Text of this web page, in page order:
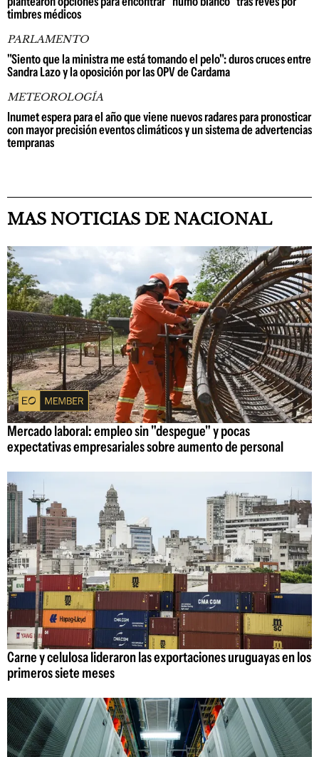
timbres médicos
PARLAMENTO
"Siento que la ministra me está tomando el pelo": duros cruces entre
Sandra Lazo y la oposición por las OPV de Cardama
METEOROLOGÍA
Inumet espera para el año que viene nuevos radares para pronosticar
con mayor precisión eventos climáticos y un sistema de advertencias
tempranas
MAS NOTICIAS DE NACIONAL
Mercado laboral: empleo sin "despegue" y pocas
expectativas empresariales sobre aumento de personal
Carne y celulosa lideraron las exportaciones uruguayas en los
primeros siete meses